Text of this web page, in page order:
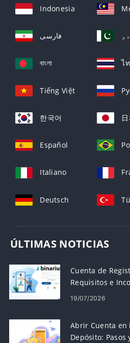
Indonesia
فارسی
বাংলা ไ
Tiếng Việt
한국어
Español
Italiano
Deutsch
ÚLTIMAS NOTICIAS
Cuenta de
Requisitos e
19/07/2026
Abrir Cuenta en
Depósito: Pasos